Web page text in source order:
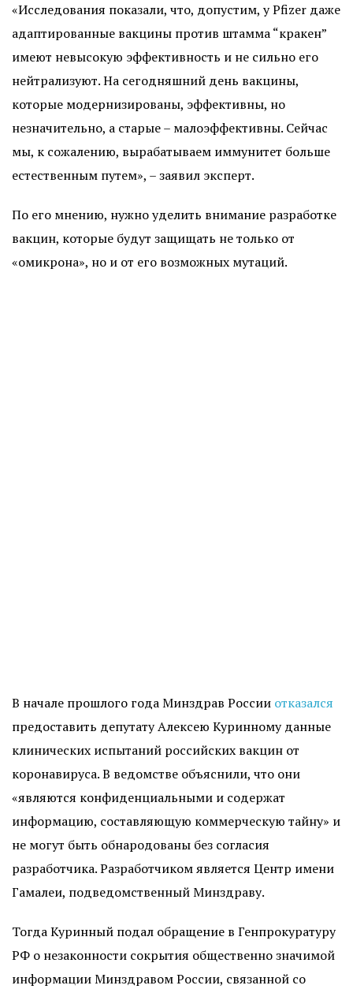
«Исследования показали, что, допустим, у Pfizer даже
адаптированные вакцины против штамма “кракен”
имеют невысокую эффективность и не сильно его
нейтрализуют. На сегодняшний день вакцины,
которые модернизированы, эффективны, но
незначительно, а старые – малоэффективны. Сейчас
мы, к сожалению, вырабатываем иммунитет больше
естественным путем», – заявил эксперт.
По его мнению, нужно уделить внимание разработке
вакцин, которые будут защищать не только от
«омикрона», но и от его возможных мутаций.
В начале прошлого года Минздрав России отказался
предоставить депутату Алексею Куринному данные
клинических испытаний российских вакцин от
коронавируса. В ведомстве объяснили, что они
«являются конфиденциальными и содержат
информацию, составляющую коммерческую тайну» и
не могут быть обнародованы без согласия
разработчика. Разработчиком является Центр имени
Гамалеи, подведомственный Минздраву.
Тогда Куринный подал обращение в Генпрокуратуру
РФ о незаконности сокрытия общественно значимой
информации Минздравом России, связанной со